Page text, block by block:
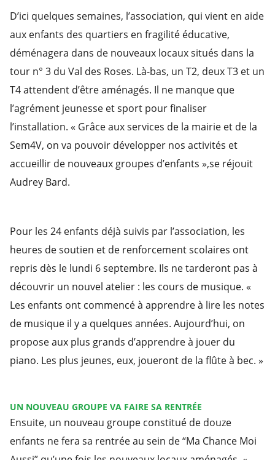
D’ici quelques semaines, l’association, qui vient en aide
aux enfants des quartiers en fragilité éducative,
déménagera dans de nouveaux locaux situés dans la
tour n° 3 du Val des Roses. Là-bas, un T2, deux T3 et un
T4 attendent d’être aménagés. Il ne manque que
l’agrément jeunesse et sport pour finaliser
l’installation. « Grâce aux services de la mairie et de la
Sem4V, on va pouvoir développer nos activités et
accueillir de nouveaux groupes d’enfants »,se réjouit
Audrey Bard.
Pour les 24 enfants déjà suivis par l’association, les
heures de soutien et de renforcement scolaires ont
repris dès le lundi 6 septembre. Ils ne tarderont pas à
découvrir un nouvel atelier : les cours de musique. «
Les enfants ont commencé à apprendre à lire les notes
de musique il y a quelques années. Aujourd’hui, on
propose aux plus grands d’apprendre à jouer du
piano. Les plus jeunes, eux, joueront de la flûte à bec. »
UN NOUVEAU GROUPE VA FAIRE SA RENTRÉE
Ensuite, un nouveau groupe constitué de douze
enfants ne fera sa rentrée au sein de “Ma Chance Moi